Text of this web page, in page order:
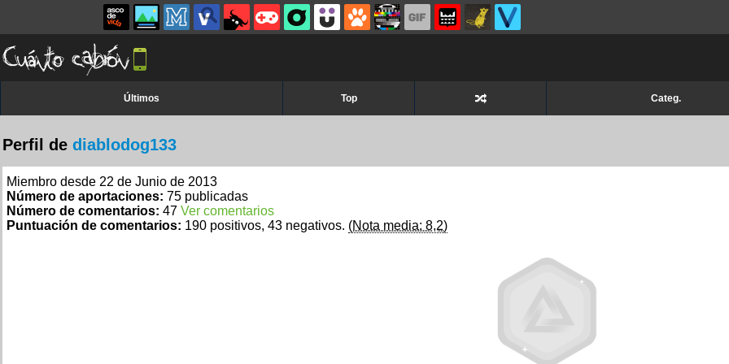
Últimos Top Categ.
Perfil de diablodog133
Miembro desde 22 de Junio de 2013
Número de aportaciones: 75 publicadas
Número de comentarios: 47 Ver comentarios
Puntuación de comentarios: 190 positivos, 43 negativos. (Nota media: 8,2)